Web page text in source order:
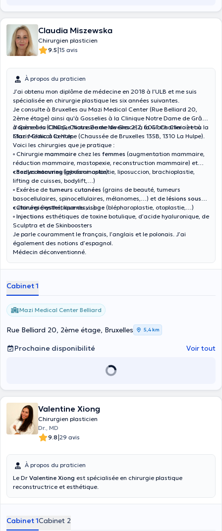
Claudia Miszewska
Chirurgien plasticien
9.5|15 avis
À propos du praticien
J’ai obtenu mon diplôme de médecine en 2018 à l’ULB et me suis
spécialisée en chirurgie plastique les six années suivantes.
Je consulte à Bruxelles au Mazi Medical Center (Rue Belliard 20,
2ème étage) ainsi qu'à Gosselies à la Clinique Notre Dame de Grâce
à Gosselies (CNDG, Chaussée de Nivelles 212, 6041 Charleroi) et à la
Claris Clinic à la Hulpe (Chaussée de Bruxelles 135B, 1310 La Hulpe).
J'opère à la Clinique Notre Dame de Grace, à la Claris Clinic et au
Mazi Medical Center.
Voici les chirurgies que je pratique :
▫️ Chirurgie mammaire chez les femmes (augmentation mammaire,
réduction mammaire, mastopexie, reconstruction mammaire) et
chez leshommes(gynécomastie)
▪️ Bodycontouring(abdominoplastie, liposuccion, brachioplastie,
lifting de cuisses, bodylift,…)
▫️ Exérèse de tumeurs cutanées (grains de beauté, tumeurs
basocellulaires, spinocellulaires, mélanomes,…) et de lésions sous
cutanées(kystes, lipomes,…)
▪️ Chirurgie esthétique duvisage (blépharoplastie, otoplastie,…)
▫️ Injections esthétiques de toxine botulique, d’acide hyaluronique, de
Sculptra et de Skinboosters
Je parle couramment le français, l’anglais et le polonais. J’ai
également des notions d’espagnol.
Médecin déconventionné.
Cabinet 1
Mazi Medical Center Belliard
Rue Belliard 20, 2ème étage, Bruxelles 5,4 km
Prochaine disponibilité Voir tout
Valentine Xiong
Chirurgien plasticien
Dr., MD
9.8|29 avis
À propos du praticien
Le Dr Valentine Xiong est spécialisée en chirurgie plastique
reconstructrice et esthétique.
Cabinet 1Cabinet 2